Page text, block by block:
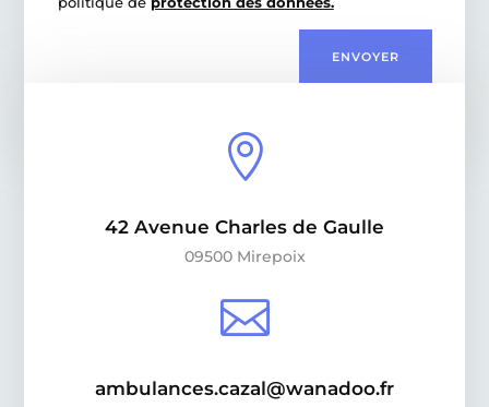
ENVOYER

42 Avenue Charles de Gaulle
09500 Mirepoix

ambulances.cazal@wanadoo.fr